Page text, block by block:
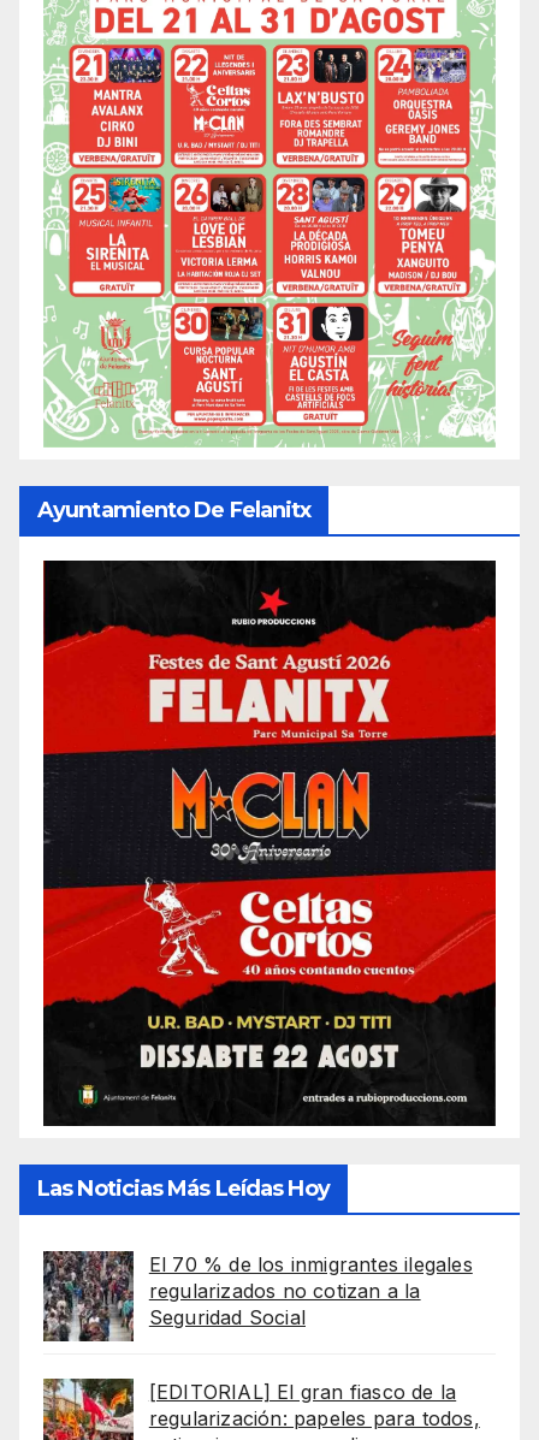
Ayuntamiento De Felanitx
Las Noticias Más Leídas Hoy
El 70 % de los inmigrantes ilegales
regularizados no cotizan a la
Seguridad Social
[EDITORIAL] El gran fiasco de la
regularización: papeles para todos,